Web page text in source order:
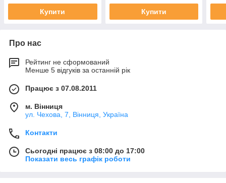
Купити Купити
Про нас
Рейтинг не сформований
Менше 5 відгуків за останній рік
Працює з 07.08.2011
м. Вінниця
ул. Чехова, 7, Вінниця, Україна
Контакти
Сьогодні працює з 08:00 до 17:00
Показати весь графік роботи